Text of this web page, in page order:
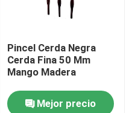
Pincel Cerda Negra
Cerda Fina 50 Mm
Mango Madera
Mejor precio